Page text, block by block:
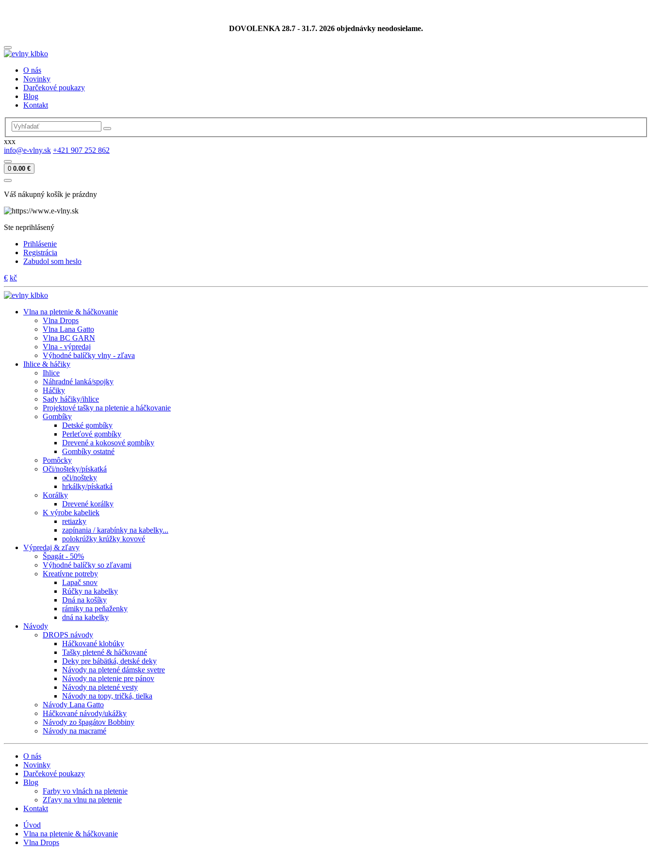
DOVOLENKA 28.7 - 31.7. 2026 objednávky neodosielame.
O nás
Novinky
Darčekové poukazy
Blog
Kontakt
xxx
info@e-vlny.sk +421 907 252 862
0 0.00 €
Váš nákupný košík je prázdny
Ste neprihlásený
Prihlásenie
Registrácia
Zabudol som heslo
€ kč
Vlna na pletenie & háčkovanie
Vlna Drops
Vlna Lana Gatto
Vlna BC GARN
Vlna - výpredaj
Výhodné balíčky vlny - zľava
Ihlice & háčiky
Ihlice
Náhradné lanká/spojky
Háčiky
Sady háčiky/ihlice
Projektové tašky na pletenie a háčkovanie
Gombíky
Detské gombíky
Perleťové gombíky
Drevené a kokosové gombíky
Gombíky ostatné
Pomôcky
Oči/nošteky/pískatká
oči/nošteky
hrkálky/pískatká
Korálky
Drevené korálky
K výrobe kabeliek
retiazky
zapínania / karabínky na kabelky...
polokrúžky krúžky kovové
Výpredaj & zľavy
Špagát - 50%
Výhodné balíčky so zľavami
Kreatívne potreby
Lapač snov
Rúčky na kabelky
Dná na košíky
rámiky na peňaženky
dná na kabelky
Návody
DROPS návody
Háčkované klobúky
Tašky pletené & háčkované
Deky pre bábätká, detské deky
Návody na pletené dámske svetre
Návody na pletenie pre pánov
Návody na pletené vesty
Návody na topy, tričká, tielka
Návody Lana Gatto
Háčkované návody/ukážky
Návody zo špagátov Bobbiny
Návody na macramé
O nás
Novinky
Darčekové poukazy
Blog
Farby vo vlnách na pletenie
Zľavy na vlnu na pletenie
Kontakt
Úvod
Vlna na pletenie & háčkovanie
Vlna Drops